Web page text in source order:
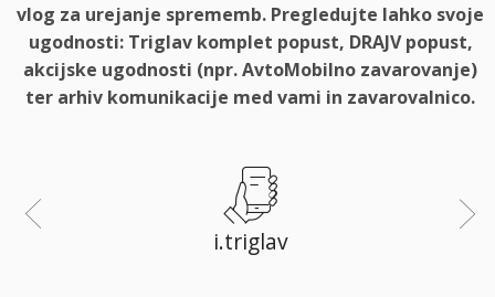
vlog za urejanje sprememb. Pregledujte lahko svoje
ugodnosti: Triglav komplet popust, DRAJV popust,
akcijske ugodnosti (npr. AvtoMobilno zavarovanje)
ter arhiv komunikacije med vami in zavarovalnico.
i.triglav